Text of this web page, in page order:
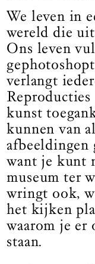
We leven in
wereld die
Ons leven
verlangt
kunst
kunnen van
afbeeldingen
want je kunt
museum ter
wringt ook,
het kijken
waarom je er
staan.